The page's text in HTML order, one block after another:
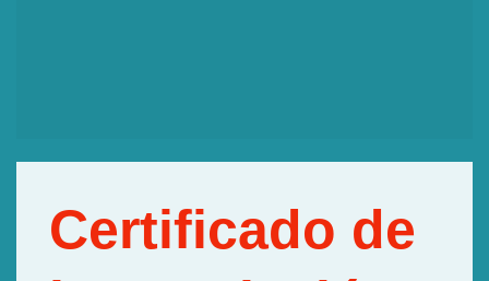
Certificado de